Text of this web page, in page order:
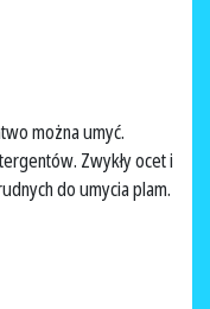
można umyć.
Zwykły ocet i
do umycia plam.